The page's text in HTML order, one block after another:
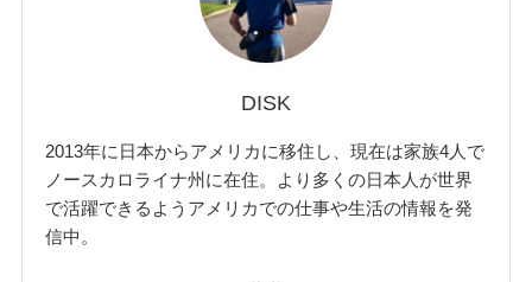
DISK
2013年に日本からアメリカに移住し、現在は家族4人で
ノースカロライナ州に在住。より多くの日本人が世界
で活躍できるようアメリカでの仕事や生活の情報を発
信中。